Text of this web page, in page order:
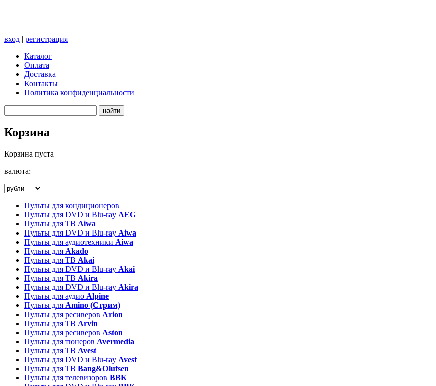
вход | регистрация
Каталог
Оплата
Доставка
Контакты
Политика конфиденциальности
Корзина
Корзина пуста
валюта:
Пульты для кондиционеров
Пульты для DVD и Blu-ray AEG
Пульты для ТВ Aiwa
Пульты для DVD и Blu-ray Aiwa
Пульты для аудиотехники Aiwa
Пульты для Akado
Пульты для ТВ Akai
Пульты для DVD и Blu-ray Akai
Пульты для ТВ Akira
Пульты для DVD и Blu-ray Akira
Пульты для аудио Alpine
Пульты для Amino (Стрим)
Пульты для ресиверов Arion
Пульты для ТВ Arvin
Пульты для ресиверов Aston
Пульты для тюнеров Avermedia
Пульты для ТВ Avest
Пульты для DVD и Blu-ray Avest
Пульты для ТВ Bang&Olufsen
Пульты для телевизоров BBK